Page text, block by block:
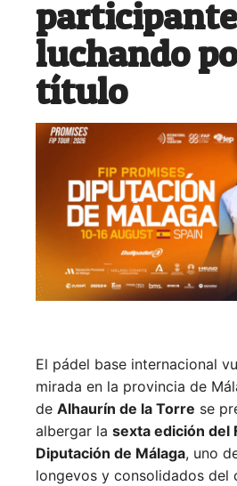
luchando
título
El pádel base internacional
mirada en la provincia de
de Alhaurín de la Torre se
albergar la sexta edición del
Diputación de Málaga, uno
longevos y consolidados del